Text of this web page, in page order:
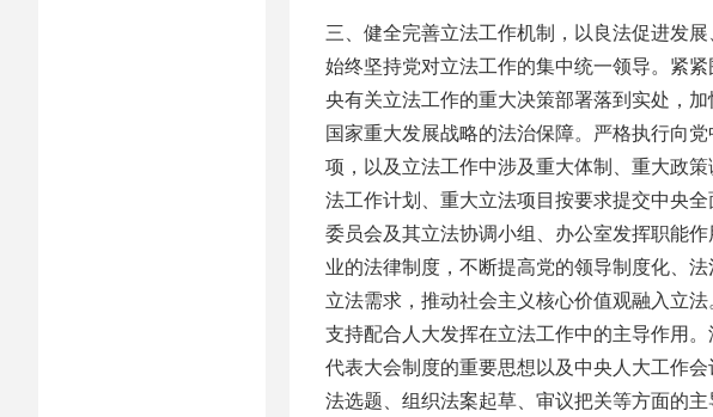
三、健全完善立法工作机制，以良法促进发
始终坚持党对立法工作的集中统一领导。紧
央有关立法工作的重大决策部署落到实处，
国家重大发展战略的法治保障。严格执行向
项，以及立法工作中涉及重大体制、重大政
法工作计划、重大立法项目按要求提交中央
委员会及其立法协调小组、办公室发挥职能
业的法律制度，不断提高党的领导制度化、
立法需求，推动社会主义核心价值观融入立法。
支持配合人大发挥在立法工作中的主导作用
代表大会制度的重要思想以及中央人大工作
法选题、组织法案起草、审议把关等方面的